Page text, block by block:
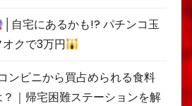
│自宅にあるかも!? パチンコ玉
クで3万円
ンビニから買占められる食料
｜帰宅困難ステーションを解